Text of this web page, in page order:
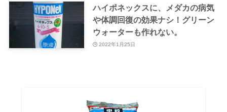
ハイポネックスに、メダカの病気
や体調回復の効果ナシ！グリーン
ウォーターも作れない。
2022年1月25日